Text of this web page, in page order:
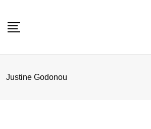
Justine Godonou